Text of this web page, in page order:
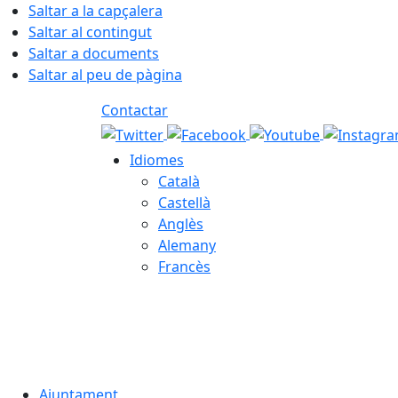
Saltar a la capçalera
Saltar al contingut
Saltar a documents
Saltar al peu de pàgina
Contactar
Idiomes
Català
Castellà
Anglès
Alemany
Francès